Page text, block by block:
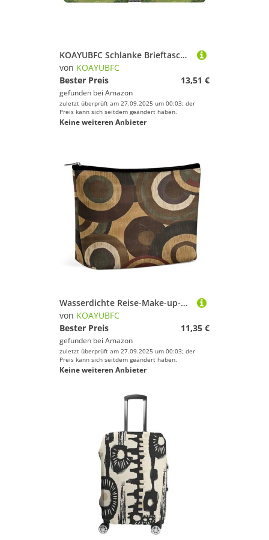
KOAYUBFC Schlanke Brieftasche, kompakt, faltbar, Giraffenmotiv, essende Blätter, Ledergeldbörsen, minimalistische Brieftaschen für Herren, mit Kreditkartenfach, Leder-Münzschlitz, Ausweisfenster
von KOAYUBFC
Bester Preis
13,51 €
gefunden bei Amazon
zuletzt überprüft am 27.09.2025 um 00:03; der
Preis kann sich seitdem geändert haben.
Keine weiteren Anbieter
Wasserdichte Reise-Make-up-Tasche, Organizer, PU-Leder, Braun und Hellbraun, kleine Kulturtasche, niedlich, tragbare Reißverschlusstasche für Damen und Herren, Reisezubehör
von KOAYUBFC
Bester Preis
11,35 €
gefunden bei Amazon
zuletzt überprüft am 27.09.2025 um 00:03; der
Preis kann sich seitdem geändert haben.
Keine weiteren Anbieter